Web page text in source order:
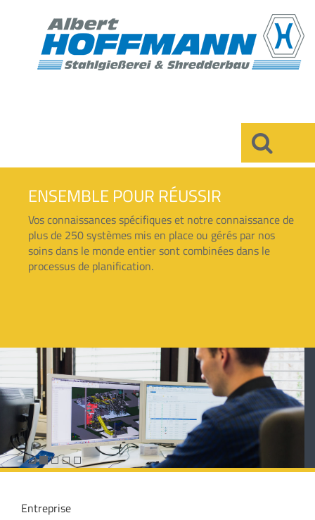
ENSEMBLE POUR RÉUSSIR
Vos connaissances spécifiques et notre connaissance de
plus de 250 systèmes mis en place ou gérés par nos
soins dans le monde entier sont combinées dans le
processus de planification.
Entreprise